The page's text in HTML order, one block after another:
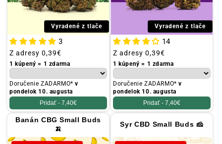
Vyradené z tlače
3
Obvyklá
cena
Z adresy 0,39€
1 kúpený = 1 zdarma
Doručenie ZADARMO*v
pondelok 10. augusta
Pridať - 7,40€
Vyradené z tlače
14
Obvyklá
cena
Z adresy 0,39€
1 kúpený = 1 zdarma
Doručenie ZADARMO*v
pondelok 10. augusta
Pridať - 7,40€
Banán CBG Small Buds
🍌
Syr CBD Small Buds 🧀